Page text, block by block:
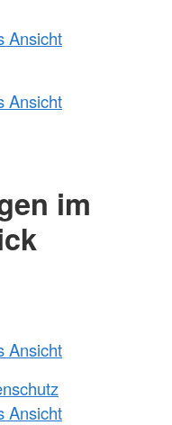
Ansicht
Ansicht
im
Ansicht
Ansicht